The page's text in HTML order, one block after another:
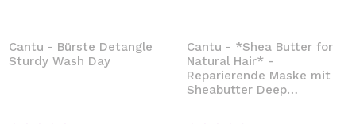
Cantu - Bürste Detangle
Sturdy Wash Day
Cantu - *Shea Butter for
Natural Hair* -
Reparierende Maske mit
Sheabutter Deep